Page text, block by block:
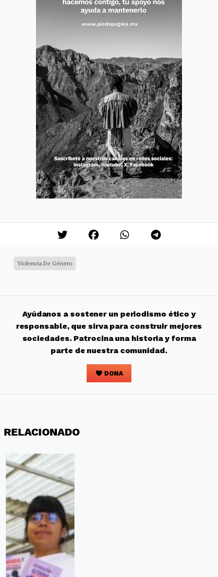
Violencia De Género
Ayúdanos a sostener un periodismo ético y
responsable, que sirva para construir mejores
sociedades. Patrocina una historia y forma
parte de nuestra comunidad.
DONA
RELACIONADO